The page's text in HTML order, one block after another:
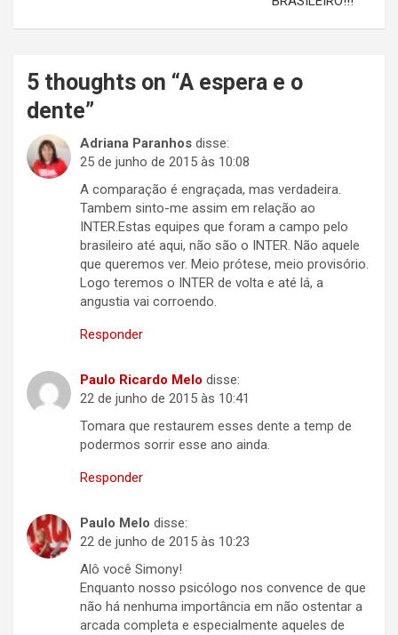
5 thoughts on “A espera e o
dente”
Adriana Paranhos disse:
25 de junho de 2015 às 10:08
A comparação é engraçada, mas verdadeira.
Tambem sinto-me assim em relação ao
INTER.Estas equipes que foram a campo pelo
brasileiro até aqui, não são o INTER. Não aquele
que queremos ver. Meio prótese, meio provisório.
Logo teremos o INTER de volta e até lá, a
angustia vai corroendo.
Responder
Paulo Ricardo Melo disse:
22 de junho de 2015 às 10:41
Tomara que restaurem esses dente a temp de
podermos sorrir esse ano ainda.
Responder
Paulo Melo disse:
22 de junho de 2015 às 10:23
Alô você Simony!
Enquanto nosso psicólogo nos convence de que
não há nenhuma importância em não ostentar a
arcada completa e especialmente aqueles de